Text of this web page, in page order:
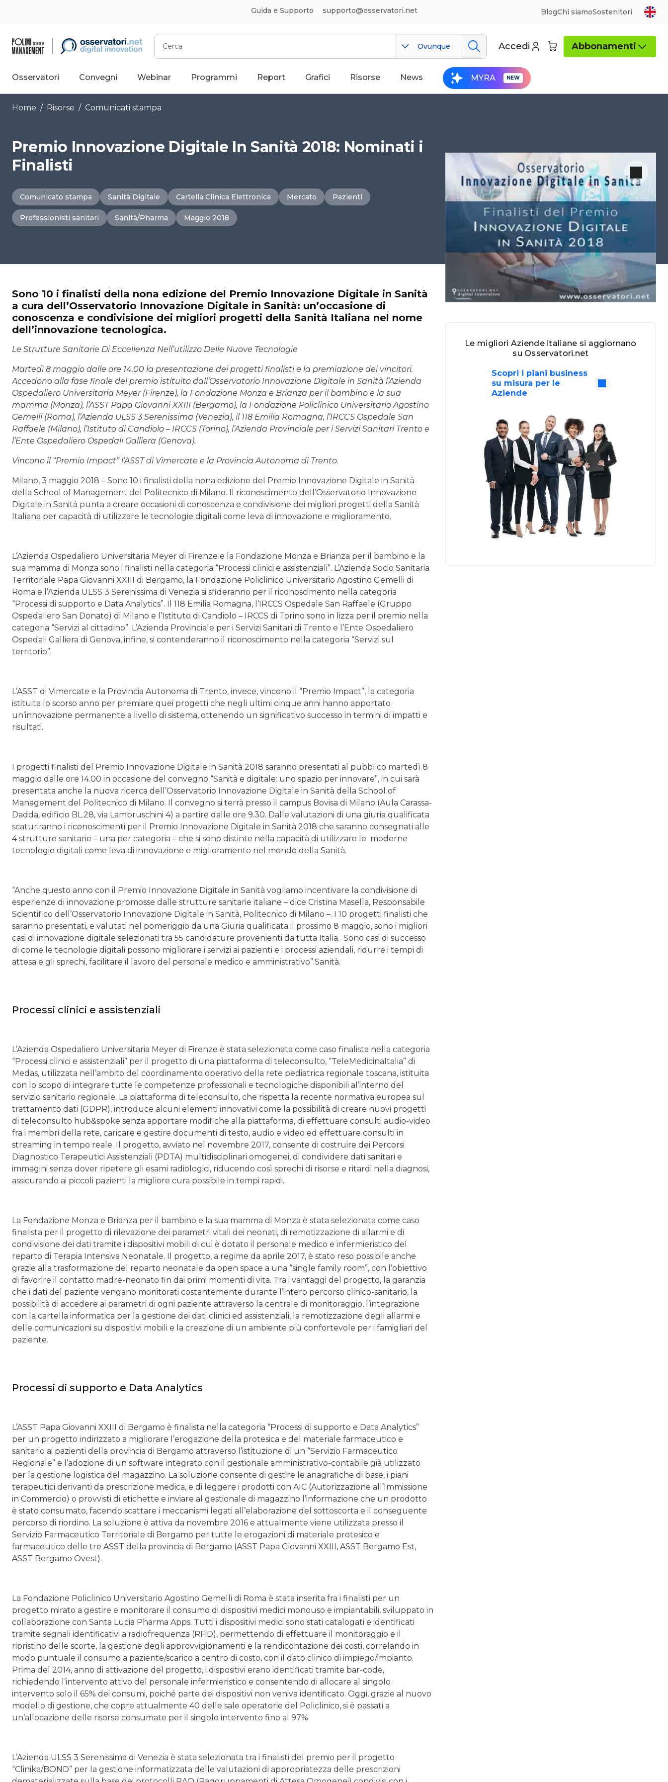
Guida e Supporto supporto@osservatori.net BlogChi siamoSostenitori
Cerca
Ovunque Accedi Abbonamenti
Osservatori Convegni Webinar Programmi Report Grafici Risorse News MYRA
Home / Risorse / Comunicati stampa
Premio Innovazione Digitale In Sanità 2018: Nominati i
Finalisti
Comunicato stampa Sanità Digitale Cartella Clinica Elettronica Mercato Pazienti
Professionisti sanitari Sanità/Pharma Maggio 2018
Sono 10 i finalisti della nona edizione del Premio Innovazione Digitale in Sanità
a cura dell’Osservatorio Innovazione Digitale in Sanità: un’occasione di
conoscenza e condivisione dei migliori progetti della Sanità Italiana nel nome
dell’innovazione tecnologica.
Le Strutture Sanitarie Di Eccellenza Nell’utilizzo Delle Nuove Tecnologie
Martedì 8 maggio dalle ore 14.00 la presentazione dei progetti finalisti e la premiazione dei vincitori.
Accedono alla fase finale del premio istituito dall’Osservatorio Innovazione Digitale in Sanità l’Azienda
Ospedaliero Universitaria Meyer (Firenze), la Fondazione Monza e Brianza per il bambino e la sua
mamma (Monza), l’ASST Papa Giovanni XXIII (Bergamo), la Fondazione Policlinico Universitario Agostino
Gemelli (Roma), l’Azienda ULSS 3 Serenissima (Venezia), il 118 Emilia Romagna, l’IRCCS Ospedale San
Raffaele (Milano), l’Istituto di Candiolo – IRCCS (Torino), l’Azienda Provinciale per i Servizi Sanitari Trento e
l’Ente Ospedaliero Ospedali Galliera (Genova).
Vincono il “Premio Impact” l’ASST di Vimercate e la Provincia Autonoma di Trento.
Milano, 3 maggio 2018 – Sono 10 i finalisti della nona edizione del Premio Innovazione Digitale in Sanità
della School of Management del Politecnico di Milano. Il riconoscimento dell’Osservatorio Innovazione
Digitale in Sanità punta a creare occasioni di conoscenza e condivisione dei migliori progetti della Sanità
Italiana per capacità di utilizzare le tecnologie digitali come leva di innovazione e miglioramento.
L’Azienda Ospedaliero Universitaria Meyer di Firenze e la Fondazione Monza e Brianza per il bambino e la
sua mamma di Monza sono i finalisti nella categoria “Processi clinici e assistenziali”. L’Azienda Socio Sanitaria
Territoriale Papa Giovanni XXIII di Bergamo, la Fondazione Policlinico Universitario Agostino Gemelli di
Roma e l’Azienda ULSS 3 Serenissima di Venezia si sfideranno per il riconoscimento nella categoria
“Processi di supporto e Data Analytics”. Il 118 Emilia Romagna, l’IRCCS Ospedale San Raffaele (Gruppo
Ospedaliero San Donato) di Milano e l’Istituto di Candiolo – IRCCS di Torino sono in lizza per il premio nella
categoria “Servizi al cittadino”. L’Azienda Provinciale per i Servizi Sanitari di Trento e l’Ente Ospedaliero
Ospedali Galliera di Genova, infine, si contenderanno il riconoscimento nella categoria “Servizi sul
territorio”.
L’ASST di Vimercate e la Provincia Autonoma di Trento, invece, vincono il “Premio Impact”, la categoria
istituita lo scorso anno per premiare quei progetti che negli ultimi cinque anni hanno apportato
un’innovazione permanente a livello di sistema, ottenendo un significativo successo in termini di impatti e
risultati.
I progetti finalisti del Premio Innovazione Digitale in Sanità 2018 saranno presentati al pubblico martedì 8
maggio dalle ore 14.00 in occasione del convegno “Sanità e digitale: uno spazio per innovare”, in cui sarà
presentata anche la nuova ricerca dell’Osservatorio Innovazione Digitale in Sanità della School of
Management del Politecnico di Milano. Il convegno si terrà presso il campus Bovisa di Milano (Aula Carassa-
Dadda, edificio BL.28, via Lambruschini 4) a partire dalle ore 9.30. Dalle valutazioni di una giuria qualificata
scaturiranno i riconoscimenti per il Premio Innovazione Digitale in Sanità 2018 che saranno consegnati alle
4 strutture sanitarie – una per categoria – che si sono distinte nella capacità di utilizzare le moderne
tecnologie digitali come leva di innovazione e miglioramento nel mondo della Sanità.
“Anche questo anno con il Premio Innovazione Digitale in Sanità vogliamo incentivare la condivisione di
esperienze di innovazione promosse dalle strutture sanitarie italiane – dice Cristina Masella, Responsabile
Scientifico dell’Osservatorio Innovazione Digitale in Sanità, Politecnico di Milano –. I 10 progetti finalisti che
saranno presentati, e valutati nel pomeriggio da una Giuria qualificata il prossimo 8 maggio, sono i migliori
casi di innovazione digitale selezionati tra 55 candidature provenienti da tutta Italia. Sono casi di successo
di come le tecnologie digitali possono migliorare i servizi ai pazienti e i processi aziendali, ridurre i tempi di
attesa e gli sprechi, facilitare il lavoro del personale medico e amministrativo”.Sanità.
Processi clinici e assistenziali
L’Azienda Ospedaliero Universitaria Meyer di Firenze è stata selezionata come caso finalista nella categoria
“Processi clinici e assistenziali” per il progetto di una piattaforma di teleconsulto, “TeleMedicinaItalia” di
Medas, utilizzata nell’ambito del coordinamento operativo della rete pediatrica regionale toscana, istituita
con lo scopo di integrare tutte le competenze professionali e tecnologiche disponibili al’interno del
servizio sanitario regionale. La piattaforma di teleconsulto, che rispetta la recente normativa europea sul
trattamento dati (GDPR), introduce alcuni elementi innovativi come la possibilità di creare nuovi progetti
di teleconsulto hub&spoke senza apportare modifiche alla piattaforma, di effettuare consulti audio-video
fra i membri della rete, caricare e gestire documenti di testo, audio e video ed effettuare consulti in
streaming in tempo reale. Il progetto, avviato nel novembre 2017, consente di costruire dei Percorsi
Diagnostico Terapeutici Assistenziali (PDTA) multidisciplinari omogenei, di condividere dati sanitari e
immagini senza dover ripetere gli esami radiologici, riducendo così sprechi di risorse e ritardi nella diagnosi,
assicurando ai piccoli pazienti la migliore cura possibile in tempi rapidi.
La Fondazione Monza e Brianza per il bambino e la sua mamma di Monza è stata selezionata come caso
finalista per il progetto di rilevazione dei parametri vitali dei neonati, di remotizzazione di allarmi e di
condivisione dei dati tramite i dispositivi mobili di cui è dotato il personale medico e infermieristico del
reparto di Terapia Intensiva Neonatale. Il progetto, a regime da aprile 2017, è stato reso possibile anche
grazie alla trasformazione del reparto neonatale da open space a una “single family room”, con l’obiettivo
di favorire il contatto madre-neonato fin dai primi momenti di vita. Tra i vantaggi del progetto, la garanzia
che i dati del paziente vengano monitorati costantemente durante l’intero percorso clinico-sanitario, la
possibilità di accedere ai parametri di ogni paziente attraverso la centrale di monitoraggio, l’integrazione
con la cartella informatica per la gestione dei dati clinici ed assistenziali, la remotizzazione degli allarmi e
delle comunicazioni su dispositivi mobili e la creazione di un ambiente più confortevole per i famigliari del
paziente.
Processi di supporto e Data Analytics
L’ASST Papa Giovanni XXIII di Bergamo è finalista nella categoria “Processi di supporto e Data Analytics”
per un progetto indirizzato a migliorare l’erogazione della protesica e del materiale farmaceutico e
sanitario ai pazienti della provincia di Bergamo attraverso l’istituzione di un “Servizio Farmaceutico
Regionale” e l’adozione di un software integrato con il gestionale amministrativo-contabile già utilizzato
per la gestione logistica del magazzino. La soluzione consente di gestire le anagrafiche di base, i piani
terapeutici derivanti da prescrizione medica, e di leggere i prodotti con AIC (Autorizzazione all’Immissione
in Commercio) o provvisti di etichette e inviare al gestionale di magazzino l’informazione che un prodotto
è stato consumato, facendo scattare i meccanismi legati all’elaborazione del sottoscorta e il conseguente
percorso di riordino. La soluzione è attiva da novembre 2016 e attualmente viene utilizzata presso il
Servizio Farmaceutico Territoriale di Bergamo per tutte le erogazioni di materiale protesico e
farmaceutico delle tre ASST della provincia di Bergamo (ASST Papa Giovanni XXIII, ASST Bergamo Est,
ASST Bergamo Ovest).
La Fondazione Policlinico Universitario Agostino Gemelli di Roma è stata inserita fra i finalisti per un
progetto mirato a gestire e monitorare il consumo di dispositivi medici monouso e impiantabili, sviluppato in
collaborazione con Santa Lucia Pharma Apps. Tutti i dispositivi medici sono stati catalogati e identificati
tramite segnali identificativi a radiofrequenza (RFiD), permettendo di effettuare il monitoraggio e il
ripristino delle scorte, la gestione degli approvvigionamenti e la rendicontazione dei costi, correlando in
modo puntuale il consumo a paziente/scarico a centro di costo, con il dato clinico di impiego/impianto.
Prima del 2014, anno di attivazione del progetto, i dispositivi erano identificati tramite bar-code,
richiedendo l’intervento attivo del personale infermieristico e consentendo di allocare al singolo
intervento solo il 65% dei consumi, poiché parte dei dispositivi non veniva identificato. Oggi, grazie al nuovo
modello di gestione, che copre attualmente 40 delle sale operatorie del Policlinico, si è passati a
un’allocazione delle risorse consumate per il singolo intervento fino al 97%.
L’Azienda ULSS 3 Serenissima di Venezia è stata selezionata tra i finalisti del premio per il progetto
“Clinika/BOND” per la gestione informatizzata delle valutazioni di appropriatezza delle prescrizioni
Le migliori Aziende italiane si aggiornano
su Osservatori.net
Scopri i piani business
su misura per le
Aziende